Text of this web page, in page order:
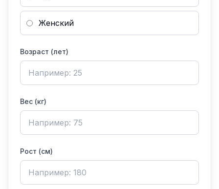
Женский
Возраст (лет)
Вес (кг)
Рост (см)